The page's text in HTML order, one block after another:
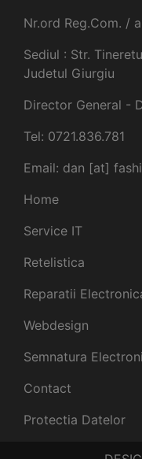
Nr.ord Reg.Com. /
Sediul : Str.
Judetul Giurgiu
Director General -
Tel: 0721.836.781
Email: dan [at]
Home
Service IT
Retelistica
Reparatii
Webdesign
Semnatura
Contact
Protectia Datelor